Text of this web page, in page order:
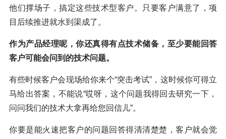
他们撑场子，搞定这些技术型客户。只要客户满意了，项
目后续推进就水到渠成了。
作为产品经理呢，你还真得有点技术储备，至少要能回答
客户可能会问到的技术问题。
有些时候客户会现场给你来个“突击考试”，这时候你可得立
马给出答案，不能说“哎呀，这个问题我得回去研究一下，
问问我们的技术大拿再给您回信儿”。
你要是能火速把客户的问题回答得清清楚楚，客户就会觉